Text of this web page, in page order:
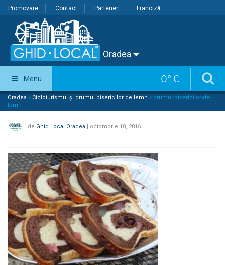
Promovare Contact Parteneri Franciză
Oradea
0° C
Menu
Oradea » Cicloturismul și drumul bisericilor de lemn » drumul-bisericilor-de-
lemn
de Ghid Local Oradea | octombrie 18, 2016